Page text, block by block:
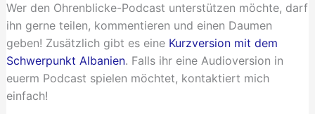
Wer den Ohrenblicke-Podcast unterstützen möchte, darf
ihn gerne teilen, kommentieren und einen Daumen
geben! Zusätzlich gibt es eine Kurzversion mit dem
Schwerpunkt Albanien. Falls ihr eine Audioversion in
euerm Podcast spielen möchtet, kontaktiert mich
einfach!